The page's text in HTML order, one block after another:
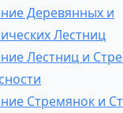
Деревянных и
Лестниц
Лестниц и
Стремянок и